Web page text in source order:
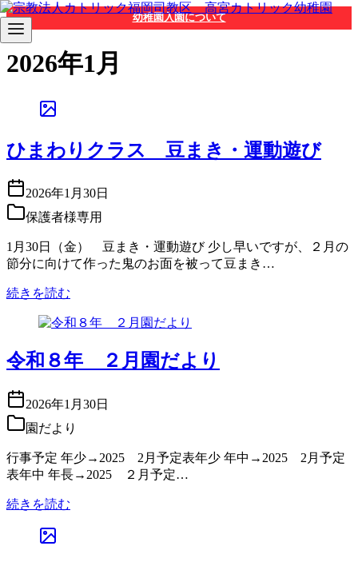
コ
ン
テ
ン
幼稚園入園について
2026年1月
ひまわりクラス 豆まき・運動遊び
2026年1月30日
保護者様専用
1月30日（金） 豆まき・運動遊び 少し早いですが、２月の
節分に向けて作った鬼のお面を被って豆まき…
続きを読む
令和８年 ２月園だより
2026年1月30日
園だより
行事予定 年少→2025 2月予定表年少 年中→2025 2月予定
表年中 年長→2025 ２月予定…
続きを読む